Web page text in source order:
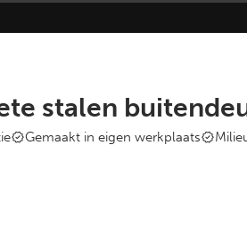
stalen
Gemaakt in eigen werkplaats